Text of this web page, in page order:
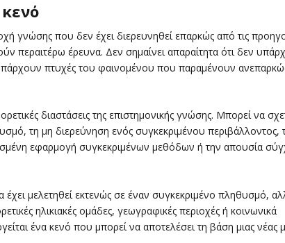
γνώσης που δεν έχει διερευνηθεί επαρκώς από τις
περαιτέρω έρευνα. Δεν σημαίνει απαραίτητα ότι δεν
πτυχές του φαινομένου που παραμένουν
διαστάσεις της επιστημονικής γνώσης. Μπορεί να
τη μη διερεύνηση ενός συγκεκριμένου περιβάλλοντος,
εφαρμογή συγκεκριμένων μεθόδων ή την απουσία
έχει μελετηθεί εκτενώς σε έναν συγκεκριμένο πληθυσμό,
ηλικιακές ομάδες, γεωγραφικές περιοχές ή κοινωνικά
ένα κενό που μπορεί να αποτελέσει τη βάση μιας νέας